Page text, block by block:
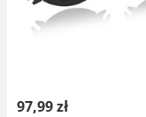
97,99 zł